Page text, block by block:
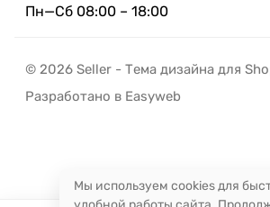
Пн—Сб 08:00 – 18:00
© 2026 Seller - Тема дизайна для
Разработано в Easyweb
Мы используем cookies для